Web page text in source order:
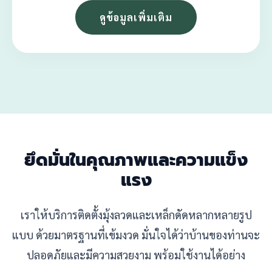
ดูข้อมูลเพิ่มเติม
ยึดมั่นในคุณภาพและความแข็ง
แรง
เราให้บริการติดตั้งมุ้งลวดและเหล็กดัดหลากหลายรูป
แบบ ด้วยมาตรฐานที่เข้มงวด มั่นใจได้ว่าบ้านของท่านจะ
ปลอดภัยและมีความสวยงาม พร้อมใช้งานได้อย่าง